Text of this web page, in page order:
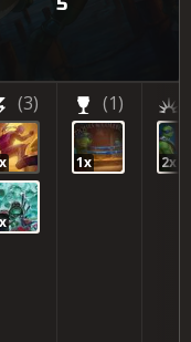
(3) (1)
1x 2x